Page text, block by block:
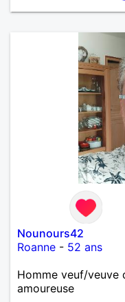
Nounours42
Roanne - 52 ans
Homme veuf/veuve
amoureuse